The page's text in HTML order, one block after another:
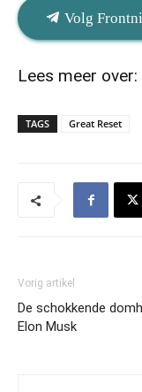
Volg
Lees meer over:
TAGS Great Reset
Vorig artikel
De schokkende
Elon Musk